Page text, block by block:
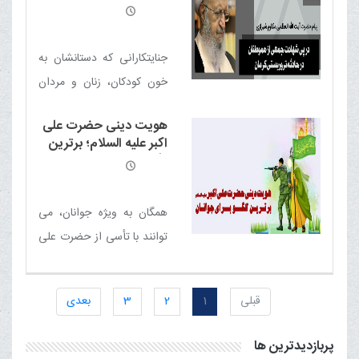
پی شهادت جمعی از
جنایتکارانی که دستانشان به
خون کودکان، زنان و مردان
جنایت به دنبال ناامنی در این
مرز و بوم اند تا شکست های
هویت دینی حضرت علی
اکبر علیه السلام؛ برترین
الگو برای جوانان
همگان به ویژه جوانان، می
توانند با تأسی از حضرت علی
فراگیر به ویژه در تحقق
هویت دینی خود تلاش کنند
قبلی 1
2
3 بعدی
پربازدیدترین ها